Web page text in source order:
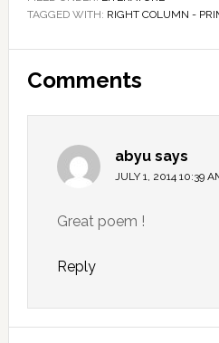
TAGGED WITH: RIGHT COLUMN -
Interactions
Comments
abyu says
JULY 1, 2014 10:39
Great poem !
Reply